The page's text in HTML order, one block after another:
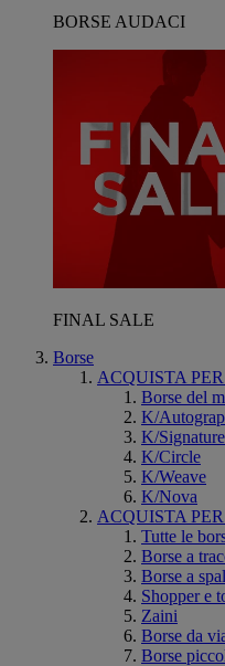
BORSE AUDACI
FINAL SALE
Borse
ACQUISTA
Borse del
K/
K/Signature
K/Circle
K/Weave
K/Nova
ACQUISTA
Tutte le
Borse a
Borse a
Shopper e
Zaini
Borse da
Borse